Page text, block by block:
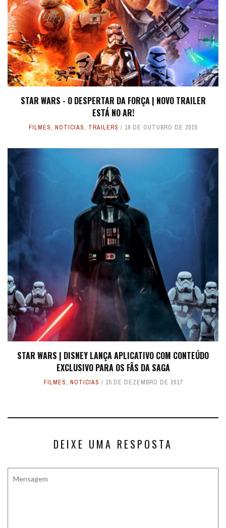
STAR WARS - O DESPERTAR DA FORÇA | NOVO TRAILER
ESTÁ NO AR!
FILMES, NOTICIAS, TRAILERS 19 DE OUTUBRO DE 2015
STAR WARS | DISNEY LANÇA APLICATIVO COM CONTEÚDO
EXCLUSIVO PARA OS FÃS DA SAGA
FILMES, NOTICIAS 15 DE DEZEMBRO DE 2017
DEIXE UMA RESPOSTA